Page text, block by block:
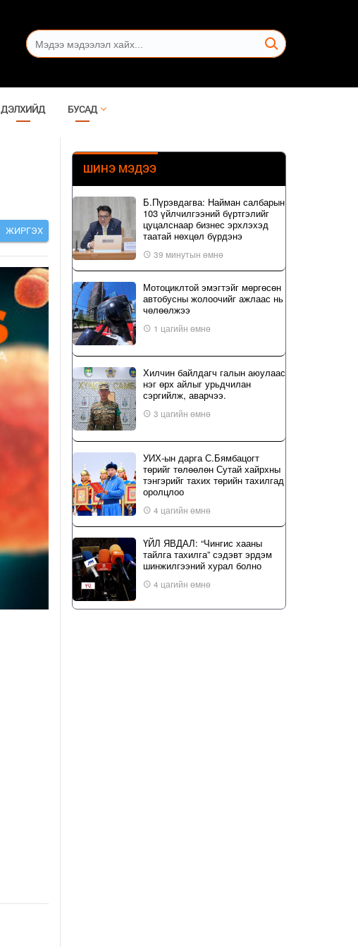
ДЭЛХИЙД БУСАД
ЖИРГЭХ
ШИНЭ МЭДЭЭ
Б.Пүрэвдагва: Найман салбарын
103 үйлчилгээний бүртгэлийг
цуцалснаар бизнес эрхлэхэд
таатай нөхцөл бүрдэнэ
39 минутын өмнө
Мотоциклтой эмэгтэйг мөргөсөн
автобусны жолоочийг ажлаас нь
чөлөөлжээ
1 цагийн өмнө
Хилчин байлдагч галын аюулаас
нэг өрх айлыг урьдчилан
сэргийлж, аварчээ.
3 цагийн өмнө
УИХ-ын дарга С.Бямбацогт
төрийг төлөөлөн Сутай хайрхны
тэнгэрийг тахих төрийн тахилгад
оролцлоо
4 цагийн өмнө
ҮЙЛ ЯВДАЛ: “Чингис хааны
тайлга тахилга” сэдэвт эрдэм
шинжилгээний хурал болно
4 цагийн өмнө